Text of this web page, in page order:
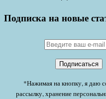
Подписка на новые
*Нажимая на кнопку, я даю
рассылку, хранение